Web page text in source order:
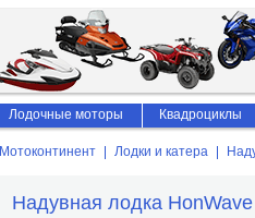
Мотоконтинент Лодки и катера
Надувная лодка
Лодочные моторы Квадроциклы